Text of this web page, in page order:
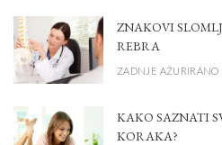
ZNAKOVI
REBRA
ZADNJE AŽURIRANO
KAKO SAZNATI
KORAKA?